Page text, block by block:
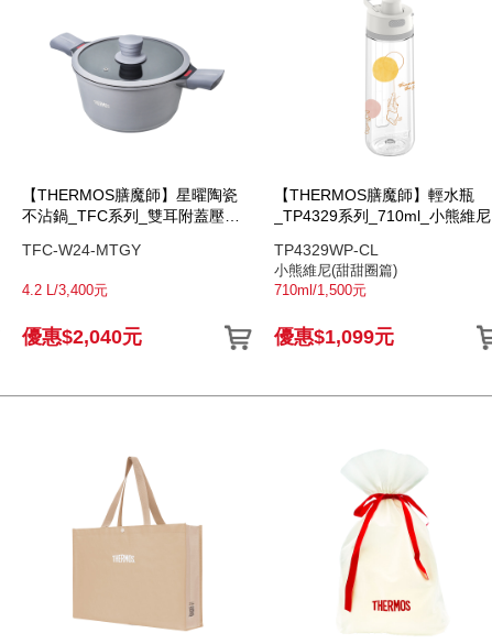
【THERMOS膳魔師】星曜陶瓷
不沾鍋_TFC系列_雙耳附蓋壓鑄
TFC-W24-MTGY
4.2 L/3,400元
優惠$2,040元
【THERMOS膳魔師】輕水瓶
_TP4329系列_710ml_小熊維尼
TP4329WP-CL
小熊維尼(甜甜圈篇)
710ml/1,500元
優惠$1,099元